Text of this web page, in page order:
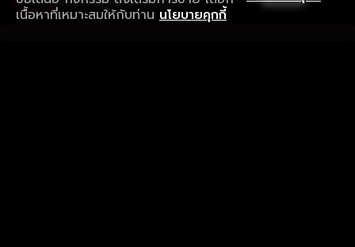
เนื้อหาที่เหมาะสมให้กับท่าน นโยบายคุกกี้